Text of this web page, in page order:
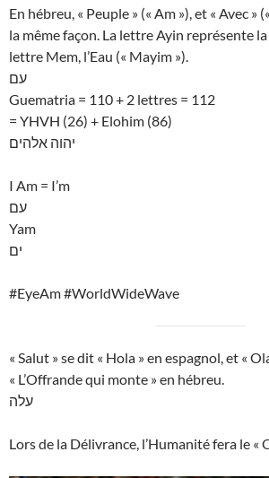
En hébreu, « Peuple » (« Am »), et « Avec »
la même façon. La lettre Ayin représente
lettre Mem, l’Eau (« Mayim »).
עם
Guematria = 110 + 2 lettres = 112
= YHVH (26) + Elohim (86)
יהוה אלהים
I Am = I’m
עם
Yam
ים
#EyeAm #WorldWideWave
« Salut » se dit « Hola » en espagnol, et «
« L’Offrande qui monte » en hébreu.
עלה
Lors de la Délivrance, l’Humanité fera le «